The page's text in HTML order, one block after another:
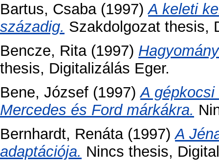
Bartus, Csaba(1997)A keleti
századig. Szakdolgozat thesis,
Bencze, Rita(1997)
thesis, Digitalizálás Eger.
Bene, József (1997)A
Mercedes és Ford márkákra.
Bernhardt, Renáta(1997)A
adaptációja. Nincs thesis,